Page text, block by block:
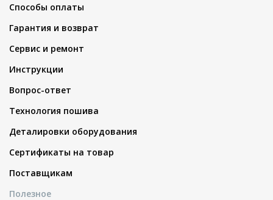
Способы оплаты
Гарантия и возврат
Сервис и ремонт
Инструкции
Вопрос-ответ
Технология пошива
Деталировки оборудования
Сертификаты на товар
Поставщикам
Полезное